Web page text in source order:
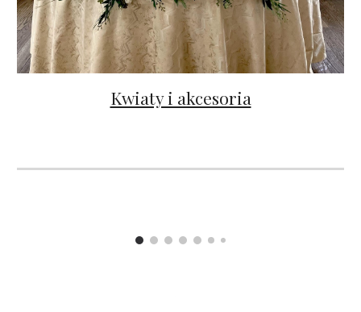
Kwiaty i akcesoria